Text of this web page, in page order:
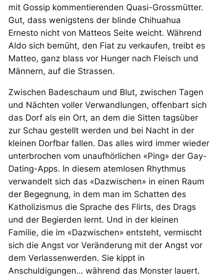
mit Gossip kommentierenden Quasi-Grossmütter.
Gut, dass wenigstens der blinde Chihuahua
Ernesto nicht von Matteos Seite weicht. Während
Aldo sich bemüht, den Fiat zu verkaufen, treibt es
Matteo, ganz blass vor Hunger nach Fleisch und
Männern, auf die Strassen.
Zwischen Badeschaum und Blut, zwischen Tagen
und Nächten voller Verwandlungen, offenbart sich
das Dorf als ein Ort, an dem die Sitten tagsüber
zur Schau gestellt werden und bei Nacht in der
kleinen Dorfbar fallen. Das alles wird immer wieder
unterbrochen vom unaufhörlichen «Ping» der Gay-
Dating-Apps. In diesem atemlosen Rhythmus
verwandelt sich das «Dazwischen» in einen Raum
der Begegnung, in dem man im Schatten des
Katholizismus die Sprache des Flirts, des Drags
und der Begierden lernt. Und in der kleinen
Familie, die im «Dazwischen» entsteht, vermischt
sich die Angst vor Veränderung mit der Angst vor
dem Verlassenwerden. Sie kippt in
Anschuldigungen… während das Monster lauert.